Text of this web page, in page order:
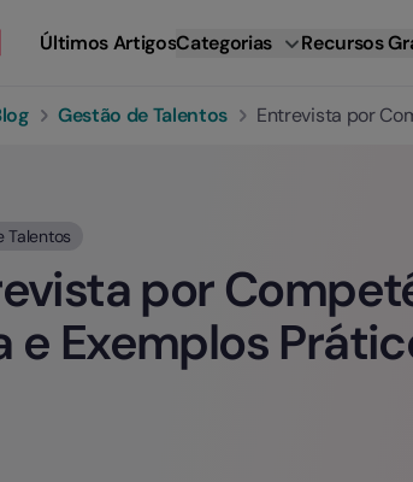
Últimos ArtigosCategorias Recursos
Gestão de Talentos Entrevista por
Talentos
por
e Exemplos